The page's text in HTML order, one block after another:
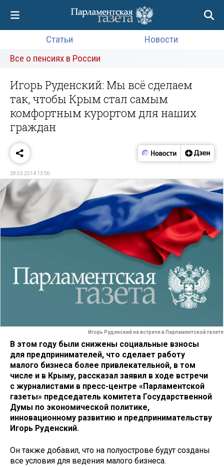
Статьи
Новости
Все о пенсиях в России
Игорь Руденский: Мы всё сделаем
так, чтобы Крым стал самым
комфортным курортом для наших
граждан
28.03.2014 13:56
Игорь Руденский на встрече в Парламентской газете
В этом году были снижены социальные взносы
для предпринимателей, что сделает работу
малого бизнеса более привлекательной, в том
числе и в Крыму, рассказал заявил в ходе встречи
с журналистами в пресс-центре «Парламентской
газеты» председатель комитета Государственной
Думы по экономической политике,
инновационному развитию и предпринимательству
Игорь Руденский.
Он также добавил, что на полуострове будут созданы
все условия для ведения малого бизнеса.